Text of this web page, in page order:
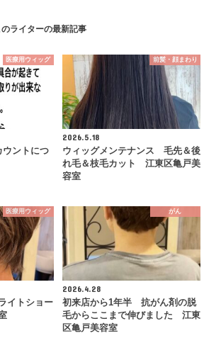
のライターの最新記事
医療用ウィッグ
ウントにつ
前髪・顔まわり
2026.5.18
ウィッグメンテナンス 毛先＆後
れ毛＆枝毛カット 江東区亀戸美
容室
医療用ウィッグ
イトショー
がん
2026.4.28
初来店から1年半 抗がん剤の脱
毛からここまで伸びました 江東
区亀戸美容室